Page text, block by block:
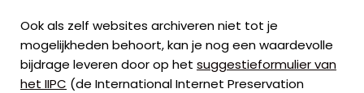
Ook als zelf websites archiveren niet tot je
mogelijkheden behoort, kan je nog een waardevolle
bijdrage leveren door op het suggestieformulier van
het IIPC (de International Internet Preservation